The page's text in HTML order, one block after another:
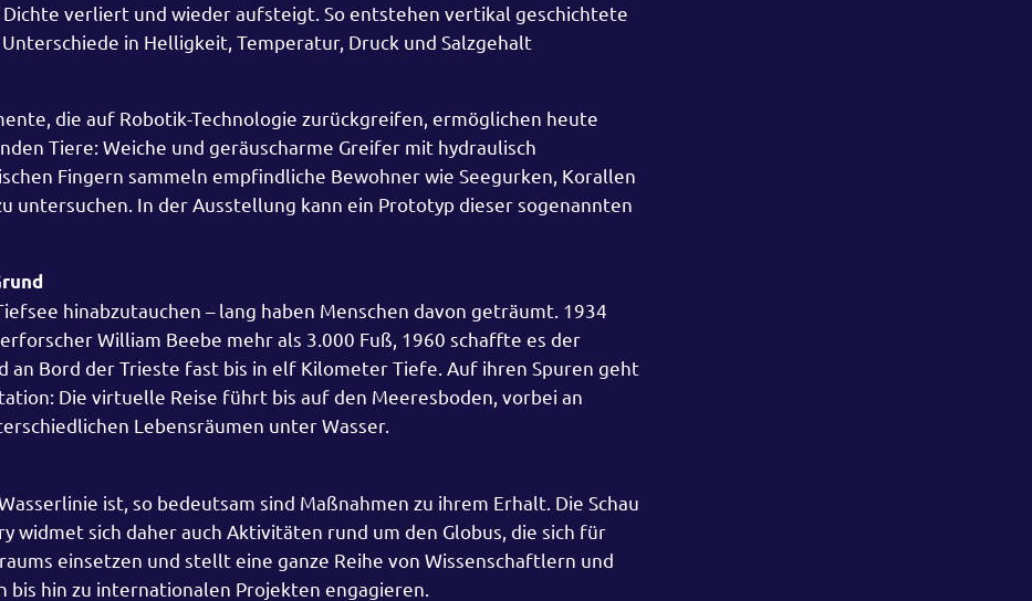
Dichte verliert und wieder aufsteigt. So entstehen vertikal geschichtete
in Helligkeit, Temperatur, Druck und Salzgehalt
die auf Robotik-Technologie zurückgreifen, ermöglichen heute
Tiere: Weiche und geräuscharme Greifer mit hydraulisch
Fingern sammeln empfindliche Bewohner wie Seegurken, Korallen
untersuchen. In der Ausstellung kann ein Prototyp dieser sogenannten
hinabzutauchen – lang haben Menschen davon geträumt. 1934
William Beebe mehr als 3.000 Fuß, 1960 schaffte es der
an Bord der Trieste fast bis in elf Kilometer Tiefe. Auf ihren Spuren geht
Die virtuelle Reise führt bis auf den Meeresboden, vorbei an
Lebensräumen unter Wasser.
ist, so bedeutsam sind Maßnahmen zu ihrem Erhalt. Die Schau
widmet sich daher auch Aktivitäten rund um den Globus, die sich für
einsetzen und stellt eine ganze Reihe von Wissenschaftlern und
bis hin zu internationalen Projekten engagieren.